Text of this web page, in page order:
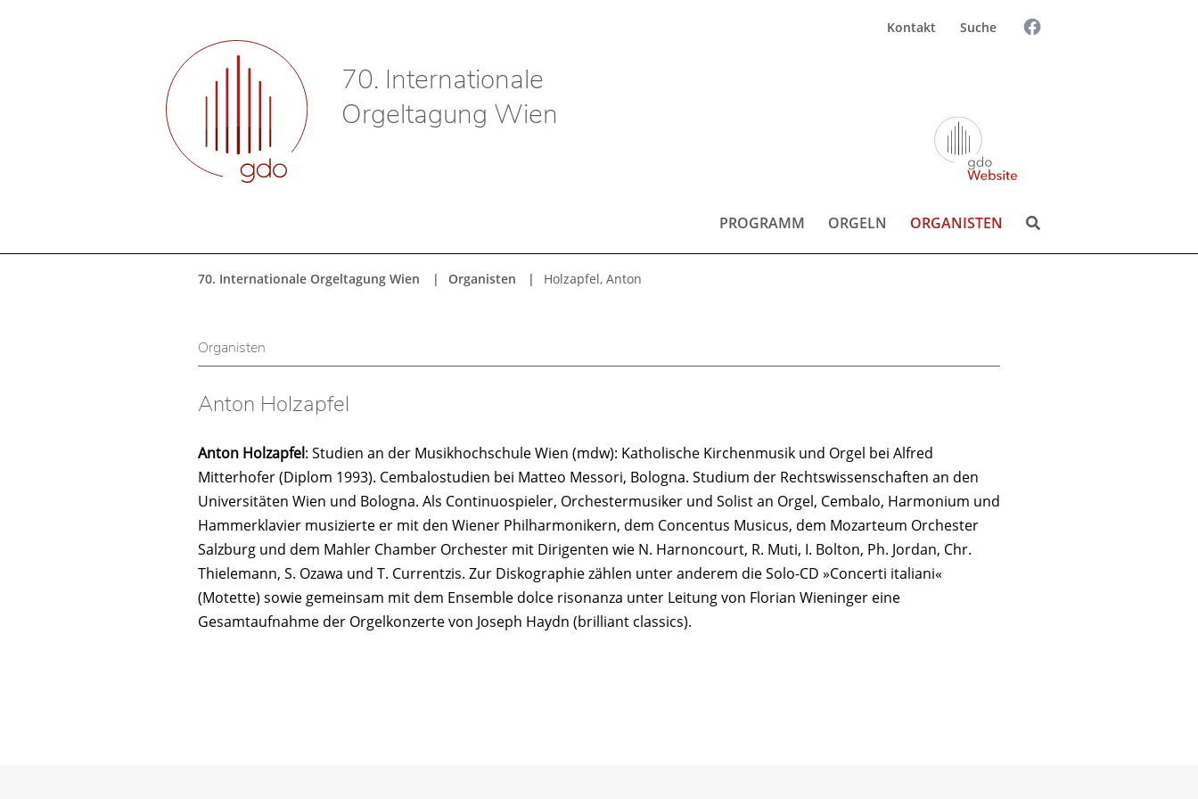
70. Internationale
Orgeltagung Wien
Kontakt Suche
PROGRAMM ORGELN ORGANISTEN
70. Internationale Orgeltagung Wien Organisten Holzapfel, Anton
Organisten
Anton Holzapfel
Anton Holzapfel: Studien an der Musikhochschule Wien (mdw): Katholische Kirchenmusik und Orgel bei Alfred
Mitterhofer (Diplom 1993). Cembalostudien bei Matteo Messori, Bologna. Studium der Rechtswissenschaften an den
Universitäten Wien und Bologna. Als Continuospieler, Orchestermusiker und Solist an Orgel, Cembalo, Harmonium und
Hammerklavier musizierte er mit den Wiener Philharmonikern, dem Concentus Musicus, dem Mozarteum Orchester
Salzburg und dem Mahler Chamber Orchester mit Dirigenten wie N. Harnoncourt, R. Muti, I. Bolton, Ph. Jordan, Chr.
Thielemann, S. Ozawa und T. Currentzis. Zur Diskographie zählen unter anderem die Solo-CD »Concerti italiani«
(Motette) sowie gemeinsam mit dem Ensemble dolce risonanza unter Leitung von Florian Wieninger eine
Gesamtaufnahme der Orgelkonzerte von Joseph Haydn (brilliant classics).